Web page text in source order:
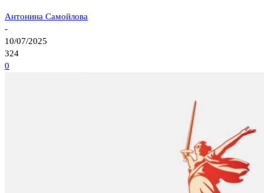
Антонина Самойлова
-
10/07/2025
324
0